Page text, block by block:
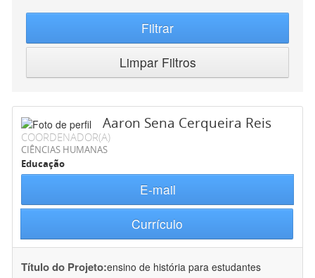
Filtrar
Limpar Filtros
Aaron Sena Cerqueira Reis
COORDENADOR(A)
CIÊNCIAS HUMANAS
Educação
E-mail
Currículo
Título do Projeto:ensino de história para estudantes